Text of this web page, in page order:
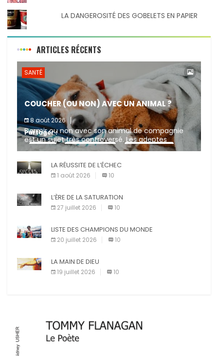
LA DANGEROSITÉ DES GOBELETS EN PAPIER
ARTICLES RÉCENTS
SANTÉ
COUCHER (OU NON) AVEC UN ANIMAL ?
8 août 2026
Dormir ou non avec son animal de compagnie
est un sujet très controversé. Les adeptes
affirment que la présence de leur compagnon à
Partager :
Facebook Pinterest
E-mail Imprimer
LA RÉUSSITE DE L’ÉCHEC
1 août 2026 10
L’ÈRE DE LA SATURATION
27 juillet 2026 10
LISTE DES CHAMPIONS DU MONDE
20 juillet 2026 10
LA MAIN DE DIEU
19 juillet 2026 10